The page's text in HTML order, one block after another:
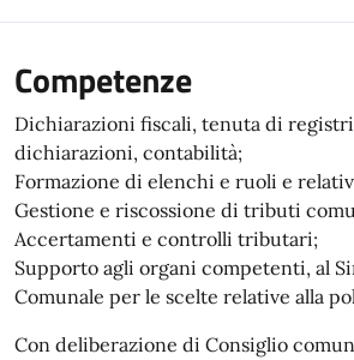
Competenze
Dichiarazioni fiscali, tenuta di
dichiarazioni, contabilità;
Formazione di elenchi e ruoli e
Gestione e riscossione di tributi
Accertamenti e controlli tributari;
Supporto agli organi competenti, al
Comunale per le scelte relative alla
Con deliberazione di Consiglio